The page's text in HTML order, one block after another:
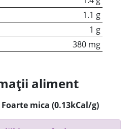
1.1 g
1 g
380 mg
aliment
Foarte mica (0.13kCal/g)